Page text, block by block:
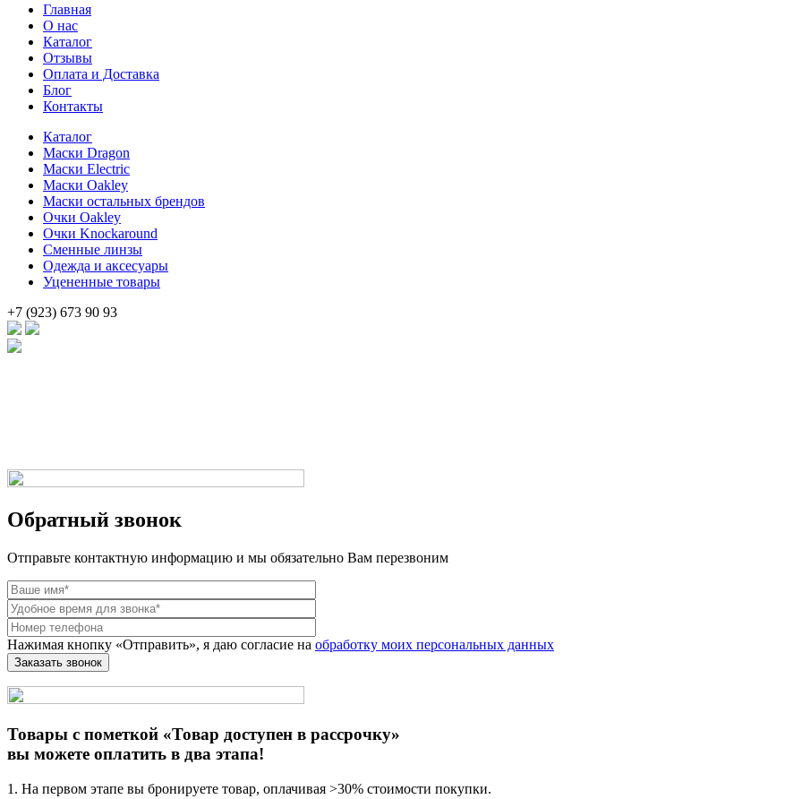
составляла
27
890 .
Главная
О нас
Каталог
Отзывы
Оплата и Доставка
Блог
Контакты
Каталог
Маски Dragon
Маски Electric
Маски Oakley
Маски остальных брендов
Очки Oakley
Очки Knockaround
Сменные линзы
Одежда и аксесуары
Уцененные товары
+7 (923) 673 90 93
Обратный звонок
Отправьте контактную информацию и мы обязательно Вам перезвоним
Нажимая кнопку «Отправить», я даю согласие на обработку моих персональных данных
Товары с пометкой «Товар доступен в рассрочку»
вы можете оплатить в два этапа!
1. На первом этапе вы бронируете товар, оплачивая >30% стоимости покупки.